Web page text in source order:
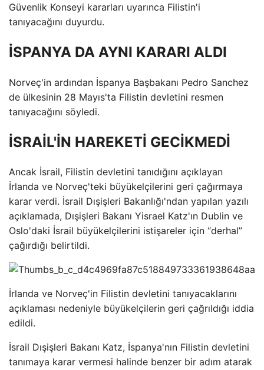
Güvenlik Konseyi kararları uyarınca Filistin'i
tanıyacağını duyurdu.
İSPANYA DA AYNI KARARI ALDI
Norveç'in ardından İspanya Başbakanı Pedro Sanchez
de ülkesinin 28 Mayıs'ta Filistin devletini resmen
tanıyacağını söyledi.
İSRAİL'İN HAREKETİ GECİKMEDİ
Ancak İsrail, Filistin devletini tanıdığını açıklayan
İrlanda ve Norveç'teki büyükelçilerini geri çağırmaya
karar verdi. İsrail Dışişleri Bakanlığı'ndan yapılan yazılı
açıklamada, Dışişleri Bakanı Yisrael Katz'ın Dublin ve
Oslo'daki İsrail büyükelçilerini istişareler için “derhal”
çağırdığı belirtildi.
İrlanda ve Norveç'in Filistin devletini tanıyacaklarını
açıklaması nedeniyle büyükelçilerin geri çağrıldığı iddia
edildi.
İsrail Dışişleri Bakanı Katz, İspanya'nın Filistin devletini
tanımaya karar vermesi halinde benzer bir adım atarak